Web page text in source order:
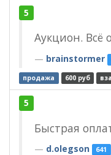
5
Аукцион. Всё
brainstormer
продажа 600 руб
5
Быстрая
d.olegson 641